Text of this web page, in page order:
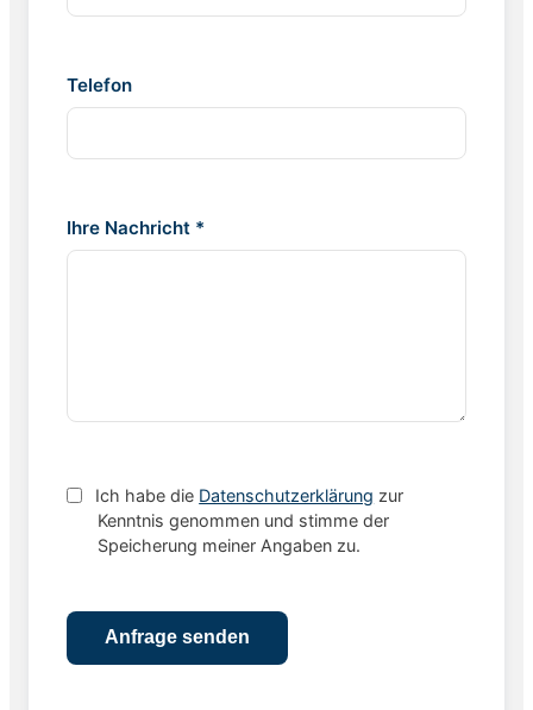
Telefon
Ihre Nachricht *
Ich habe die Datenschutzerklärung zur
Kenntnis genommen und stimme der
Speicherung meiner Angaben zu.